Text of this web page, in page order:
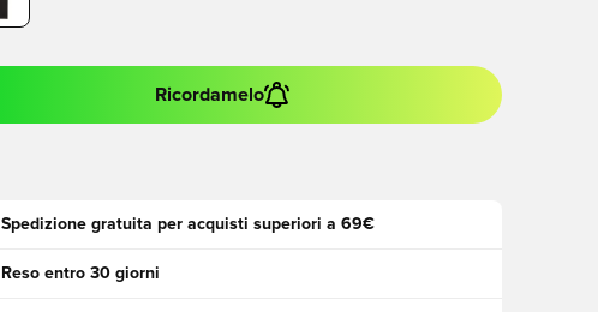
Ricordamelo
Spedizione gratuita per acquisti superiori a 69€
Reso entro 30 giorni